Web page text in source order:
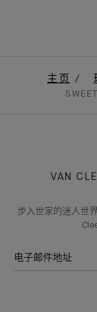
主页
VAN
步入世家的迷人世
电子邮件地址